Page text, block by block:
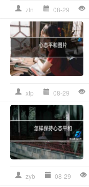
zln 08-29
xtp 08-29
zyb 08-29